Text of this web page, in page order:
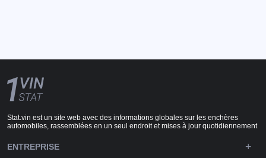
Stat.vin est un site web avec des informations globales sur les enchères
automobiles, rassemblées en un seul endroit et mises à jour quotidiennement
ENTREPRISE